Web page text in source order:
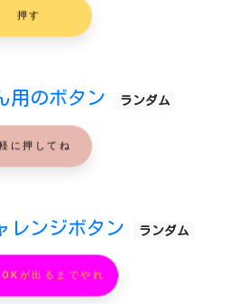
押す
用のボタン ランダム
に押してね
レンジボタン ランダム
が出るまでやれ